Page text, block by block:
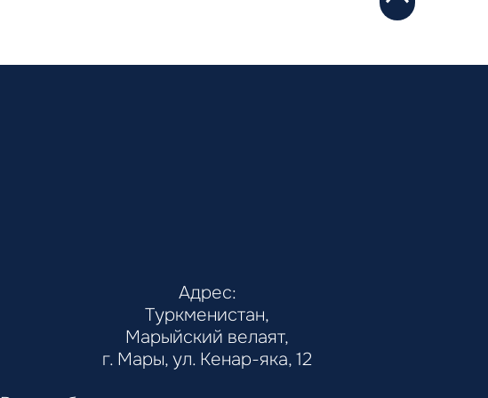
Адрес:
Туркменистан,
Марыйский велаят,
г. Мары, ул. Кенар-яка, 12